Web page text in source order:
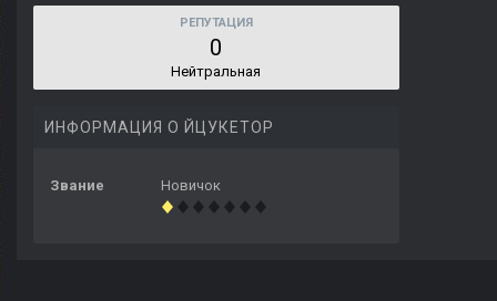
РЕПУТАЦИЯ
0
Нейтральная
ИНФОРМАЦИЯ О ЙЦУКЕТОР
Звание Новичок